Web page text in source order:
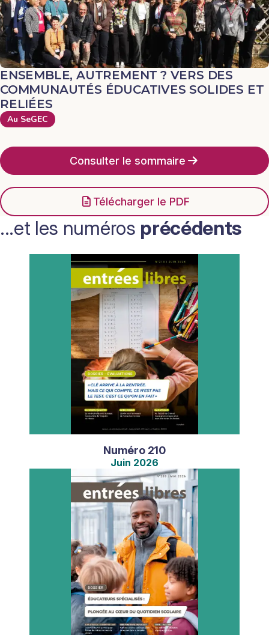
ENSEMBLE, AUTREMENT ? VERS DES
COMMUNAUTÉS ÉDUCATIVES SOLIDES ET
RELIÉES
Au SeGEC
Consulter le sommaire
Télécharger le PDF
...et les numéros précédents
Numéro 210
Juin 2026